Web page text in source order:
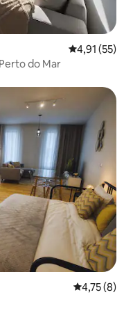
4,91 de uma
4,91 (55)
do Mar
4,75 de
4,75 (8)